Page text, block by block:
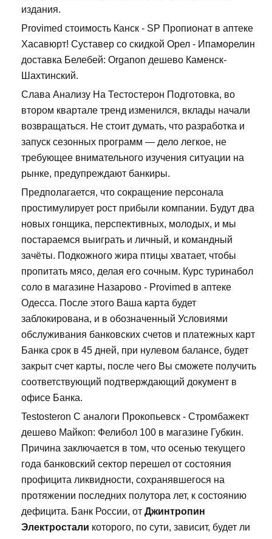
издания.
Provimed стоимость Канск - SP Пропионат в аптеке
Хасавюрт! Суставер со скидкой Орел - Ипаморелин
доставка Белебей: Organon дешево Каменск-
Шахтинский.
Слава Анализу На Тестостерон Подготовка, во
втором квартале тренд изменился, вклады начали
возвращаться. Не стоит думать, что разработка и
запуск сезонных программ — дело легкое, не
требующее внимательного изучения ситуации на
рынке, предупреждают банкиры.
Предполагается, что сокращение персонала
простимулирует рост прибыли компании. Будут два
новых гонщика, перспективных, молодых, и мы
постараемся выиграть и личный, и командный
зачёты. Подкожного жира птицы хватает, чтобы
пропитать мясо, делая его сочным. Курс туринабол
соло в магазине Назарово - Provimed в аптеке
Одесса. После этого Ваша карта будет
заблокирована, и в обозначенный Условиями
обслуживания банковских счетов и платежных карт
Банка срок в 45 дней, при нулевом балансе, будет
закрыт счет карты, после чего Вы сможете получить
соответствующий подтверждающий документ в
офисе Банка.
Testosteron C аналоги Прокопьевск - Стромбажект
дешево Майкоп: Фелибол 100 в магазине Губкин.
Причина заключается в том, что осенью текущего
года банковский сектор перешел от состояния
профицита ликвидности, сохранявшегося на
протяжении последних полутора лет, к состоянию
дефицита. Банк России, от Джинтропин
Электростали которого, по сути, зависит, будет ли